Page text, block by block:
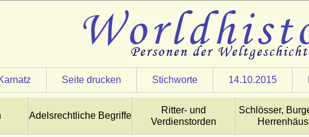
Seite drucken Stichworte 14.10.2015
Adelsrechtliche Begriffe
Ritter- und
Verdienstorden
Schlösser,